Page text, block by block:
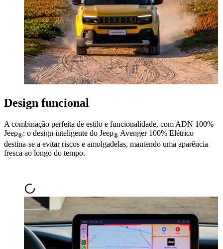
Design funcional
A combinação perfeita de estilo e funcionalidade, com ADN 100%
Jeep®: o design inteligente do Jeep® Avenger 100% Elétrico
destina-se a evitar riscos e amolgadelas, mantendo uma aparência
fresca ao longo do tempo.